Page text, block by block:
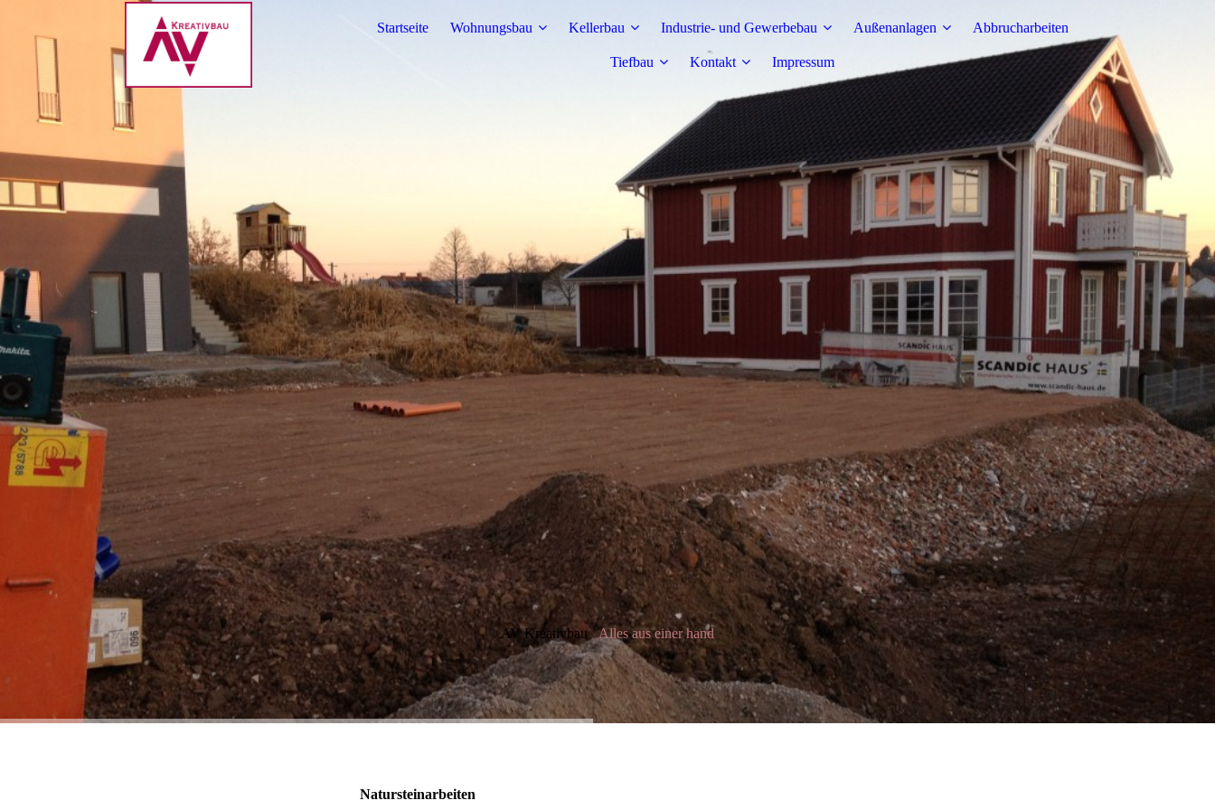
Startseite Wohnungsbau Kellerbau Industrie- und Gewerbebau Außenanlagen Abbrucharbeiten
Tiefbau Kontakt Impressum
AV Kreativbau Alles aus einer hand
Natursteinarbeiten